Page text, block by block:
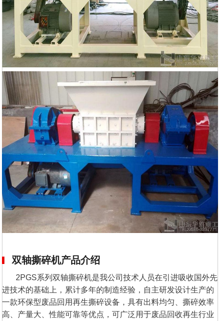
双轴撕碎机产品介绍
2PGS系列双轴撕碎机是我公司技术人员在引进吸收国外先
进技术的基础上，累计多年的制造经验，自主研发设计生产的
一款环保型废品回用再生撕碎设备，具有出料均匀、撕碎效率
高、产量大、性能可靠等优点，可广泛用于废品回收再生行业